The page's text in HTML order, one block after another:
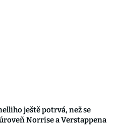
ještě potrvá, než se
Norrise a Verstappena